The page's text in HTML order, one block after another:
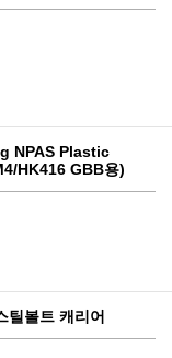
NPAS Plastic
HK416 GBB용)
볼트 캐리어